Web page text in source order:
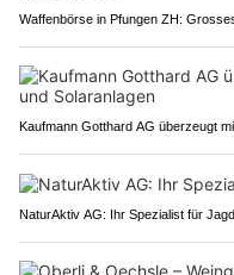
Waffenbörse in Pfungen ZH:
Kaufmann Gotthard AG überzeugt
NaturAktiv AG: Ihr Spezialist für